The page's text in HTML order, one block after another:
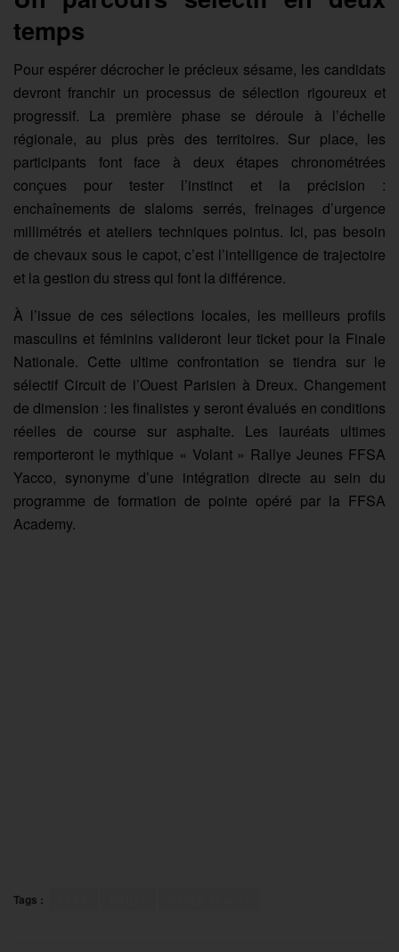
temps
Pour espérer décrocher le précieux sésame, les candidats
devront franchir un processus de sélection rigoureux et
progressif. La première phase se déroule à l’échelle
régionale, au plus près des territoires. Sur place, les
participants font face à deux étapes chronométrées
conçues pour tester l’instinct et la précision :
enchaînements de slaloms serrés, freinages d’urgence
millimétrés et ateliers techniques pointus. Ici, pas besoin
de chevaux sous le capot, c’est l’intelligence de trajectoire
et la gestion du stress qui font la différence.
À l’issue de ces sélections locales, les meilleurs profils
masculins et féminins valideront leur ticket pour la Finale
Nationale. Cette ultime confrontation se tiendra sur le
sélectif Circuit de l’Ouest Parisien à Dreux. Changement
de dimension : les finalistes y seront évalués en conditions
réelles de course sur asphalte. Les lauréats ultimes
remporteront le mythique « Volant » Rallye Jeunes FFSA
Yacco, synonyme d’une intégration directe au sein du
programme de formation de pointe opéré par la FFSA
Academy.
Tags :